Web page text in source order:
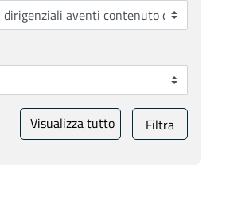
Visualizza tutto Filtra